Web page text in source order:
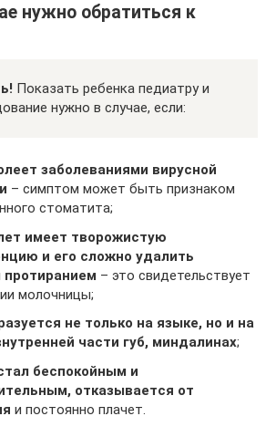
нужно обратиться к
Показать ребенка педиатру и
нужно в случае, если:
заболеваниями вирусной
– симптом может быть признаком
стоматита;
имеет творожистую
и его сложно удалить
– это свидетельствует
молочницы;
не только на языке, но и на
части губ, миндалинах;
беспокойным и
отказывается от
и постоянно плачет.